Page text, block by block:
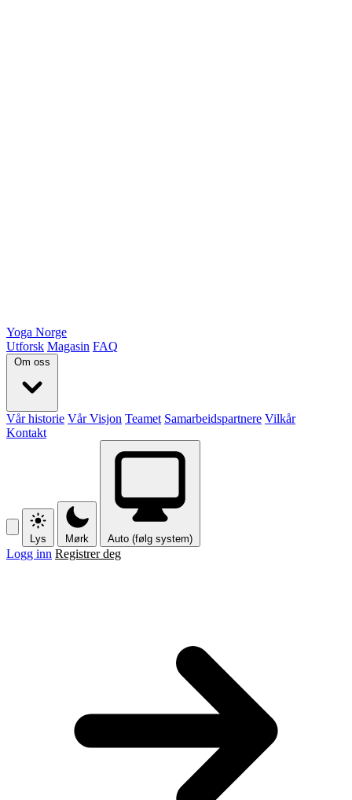
Yoga Norge
Utforsk Magasin FAQ
Om oss
Vår historie Vår Visjon Teamet Samarbeidspartnere Vilkår
Kontakt
Lys Mørk Auto (følg system)
Logg inn Registrer deg